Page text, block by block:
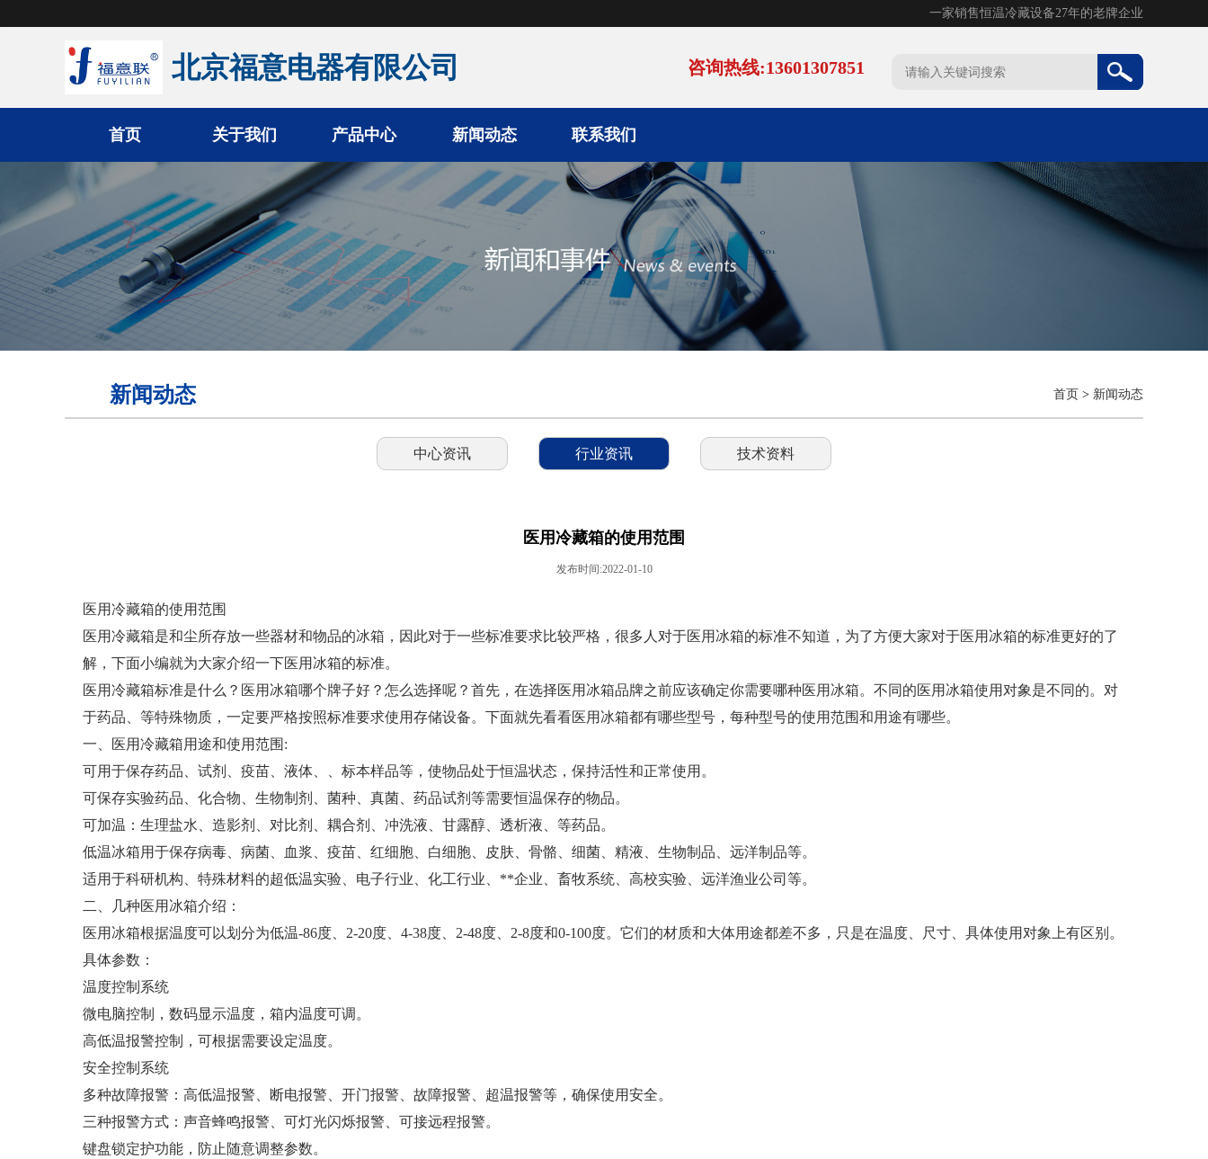
一家销售恒温冷藏设备27年的老牌企业
北京福意电器有限公司 咨询热线:13601307851
首页 关于我们 产品中心 新闻动态 联系我们
新闻动态 首页 > 新闻动态
中心资讯 行业资讯 技术资料
医用冷藏箱的使用范围
发布时间:2022-01-10
医用冷藏箱的使用范围
医用冷藏箱是和尘所存放一些器材和物品的冰箱，因此对于一些标准要求比较严格，很多人对于医用冰箱的标准不知道，为了方便大家对于医用冰箱的标准更好的了
解，下面小编就为大家介绍一下医用冰箱的标准。
医用冷藏箱标准是什么？医用冰箱哪个牌子好？怎么选择呢？首先，在选择医用冰箱品牌之前应该确定你需要哪种医用冰箱。不同的医用冰箱使用对象是不同的。对
于药品、等特殊物质，一定要严格按照标准要求使用存储设备。下面就先看看医用冰箱都有哪些型号，每种型号的使用范围和用途有哪些。
一、医用冷藏箱用途和使用范围:
可用于保存药品、试剂、疫苗、液体、、标本样品等，使物品处于恒温状态，保持活性和正常使用。
可保存实验药品、化合物、生物制剂、菌种、真菌、药品试剂等需要恒温保存的物品。
可加温：生理盐水、造影剂、对比剂、耦合剂、冲洗液、甘露醇、透析液、等药品。
低温冰箱用于保存病毒、病菌、血浆、疫苗、红细胞、白细胞、皮肤、骨骼、细菌、精液、生物制品、远洋制品等。
适用于科研机构、特殊材料的超低温实验、电子行业、化工行业、**企业、畜牧系统、高校实验、远洋渔业公司等。
二、几种医用冰箱介绍：
医用冰箱根据温度可以划分为低温-86度、2-20度、4-38度、2-48度、2-8度和0-100度。它们的材质和大体用途都差不多，只是在温度、尺寸、具体使用对象上有区别。
具体参数：
温度控制系统
微电脑控制，数码显示温度，箱内温度可调。
高低温报警控制，可根据需要设定温度。
安全控制系统
多种故障报警：高低温报警、断电报警、开门报警、故障报警、超温报警等，确保使用安全。
三种报警方式：声音蜂鸣报警、可灯光闪烁报警、可接远程报警。
键盘锁定护功能，防止随意调整参数。
手术室恒温箱
医用液体加温柜
医用加温箱
医用冷藏柜
冷链运输箱
物证保管柜
锂电池测试恒温箱
实验室低温冰箱